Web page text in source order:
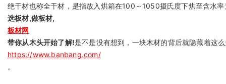
绝干材也称全干材，是指放入烘箱在100～1050摄氏度下烘至含水
选板材,做板材,
板材网
带你从木头开始了解!是不是没有想到，一块木材的背后就隐藏着这
https://www.banbang.com/
。